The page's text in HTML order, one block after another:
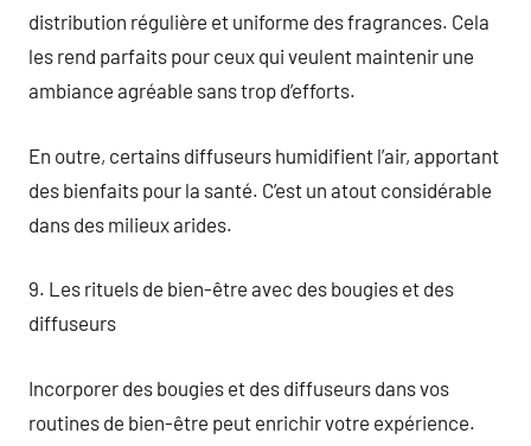
distribution régulière et uniforme des fragrances. Cela
les rend parfaits pour ceux qui veulent maintenir une
ambiance agréable sans trop d’efforts.
En outre, certains diffuseurs humidifient l’air, apportant
des bienfaits pour la santé. C’est un atout considérable
dans des milieux arides.
9. Les rituels de bien-être avec des bougies et des
diffuseurs
Incorporer des bougies et des diffuseurs dans vos
routines de bien-être peut enrichir votre expérience.